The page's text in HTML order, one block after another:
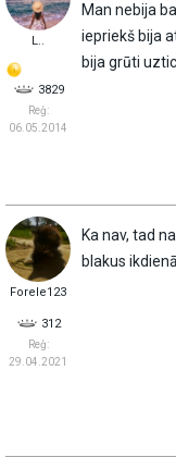
L..
3829
Reģ:
06.05.2014
Man nebija
iepriekš bija
bija grūti
Forele123
312
Reģ:
29.04.2021
Ka nav, tad
blakus